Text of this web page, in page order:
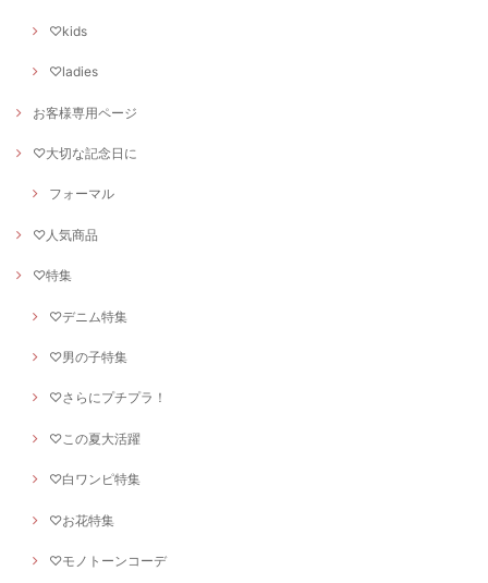
♡kids
♡ladies
お客様専用ページ
♡大切な記念日に
フォーマル
♡人気商品
♡特集
♡デニム特集
♡男の子特集
♡さらにプチプラ！
♡この夏大活躍
♡白ワンピ特集
♡お花特集
♡モノトーンコーデ